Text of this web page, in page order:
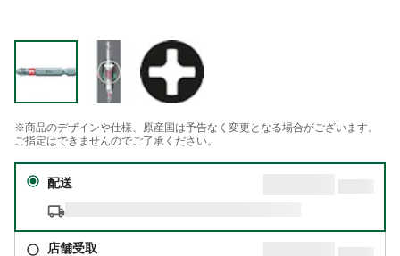
※商品のデザインや仕様、原産国は予告なく変更となる場合がございます。
ご指定はできませんのでご了承ください。
配送
店舗受取